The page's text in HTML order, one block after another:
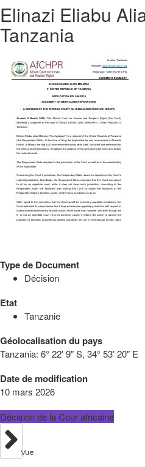
Elinazi Eliabu
Tanzania
Type de Document
Décision
Etat
Tanzanie
Géolocalisation du pays
Tanzania: 6° 22′ 9″ S, 34° 53′ 20″ E
Date de modification
10 mars 2026
Décision de la Cour africaine
Vue